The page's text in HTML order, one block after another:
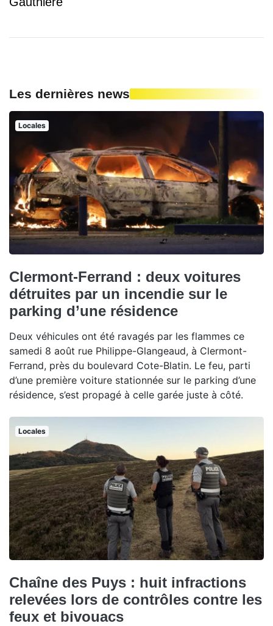
Les dernières news
Locales
Clermont-Ferrand : deux voitures
détruites par un incendie sur le
parking d’une résidence
Deux véhicules ont été ravagés par les flammes ce
samedi 8 août rue Philippe-Glangeaud, à Clermont-
Ferrand, près du boulevard Cote-Blatin. Le feu, parti
d’une première voiture stationnée sur le parking d’une
résidence, s’est propagé à celle garée juste à côté.
Locales
Chaîne des Puys : huit infractions
relevées lors de contrôles contre les
feux et bivouacs